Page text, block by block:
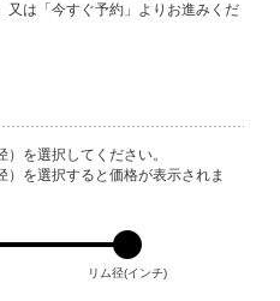
又は「今すぐ予約」よりお進みくだ
を選択してください。
を選択すると価格が表示されま
リム径(インチ)